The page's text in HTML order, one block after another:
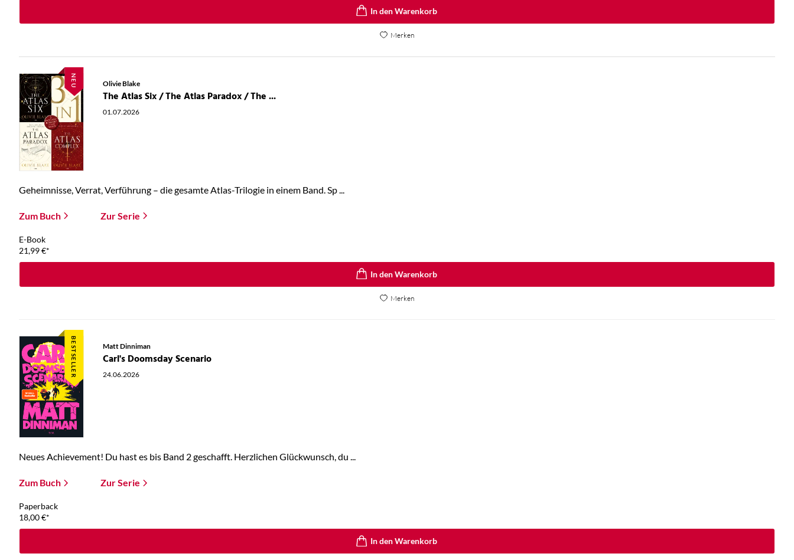
In den Warenkorb
Merken
NEU Olivie Blake
The Atlas Six / The Atlas Paradox / The ...
01.07.2026
Geheimnisse, Verrat, Verführung – die gesamte Atlas-Trilogie in einem Band. Sp ...
Zum Buch Zur Serie
E-Book
21,99€*
In den Warenkorb
Merken
BESTSELLER Matt Dinniman
Carl's Doomsday Scenario
24.06.2026
Neues Achievement! Du hast es bis Band 2 geschafft. Herzlichen Glückwunsch, du ...
Zum Buch Zur Serie
Paperback
18,00€*
In den Warenkorb